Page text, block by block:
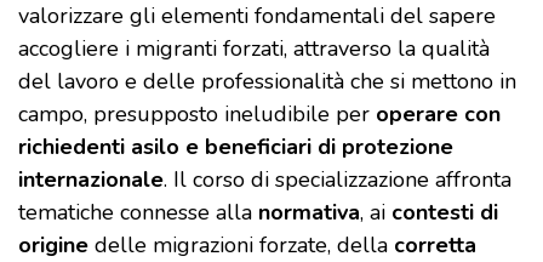
valorizzare gli elementi fondamentali del sapere
accogliere i migranti forzati, attraverso la qualità
del lavoro e delle professionalità che si mettono in
campo, presupposto ineludibile per operare con
richiedenti asilo e beneficiari di protezione
internazionale. Il corso di specializzazione affronta
tematiche connesse alla normativa, ai contesti di
origine delle migrazioni forzate, della corretta